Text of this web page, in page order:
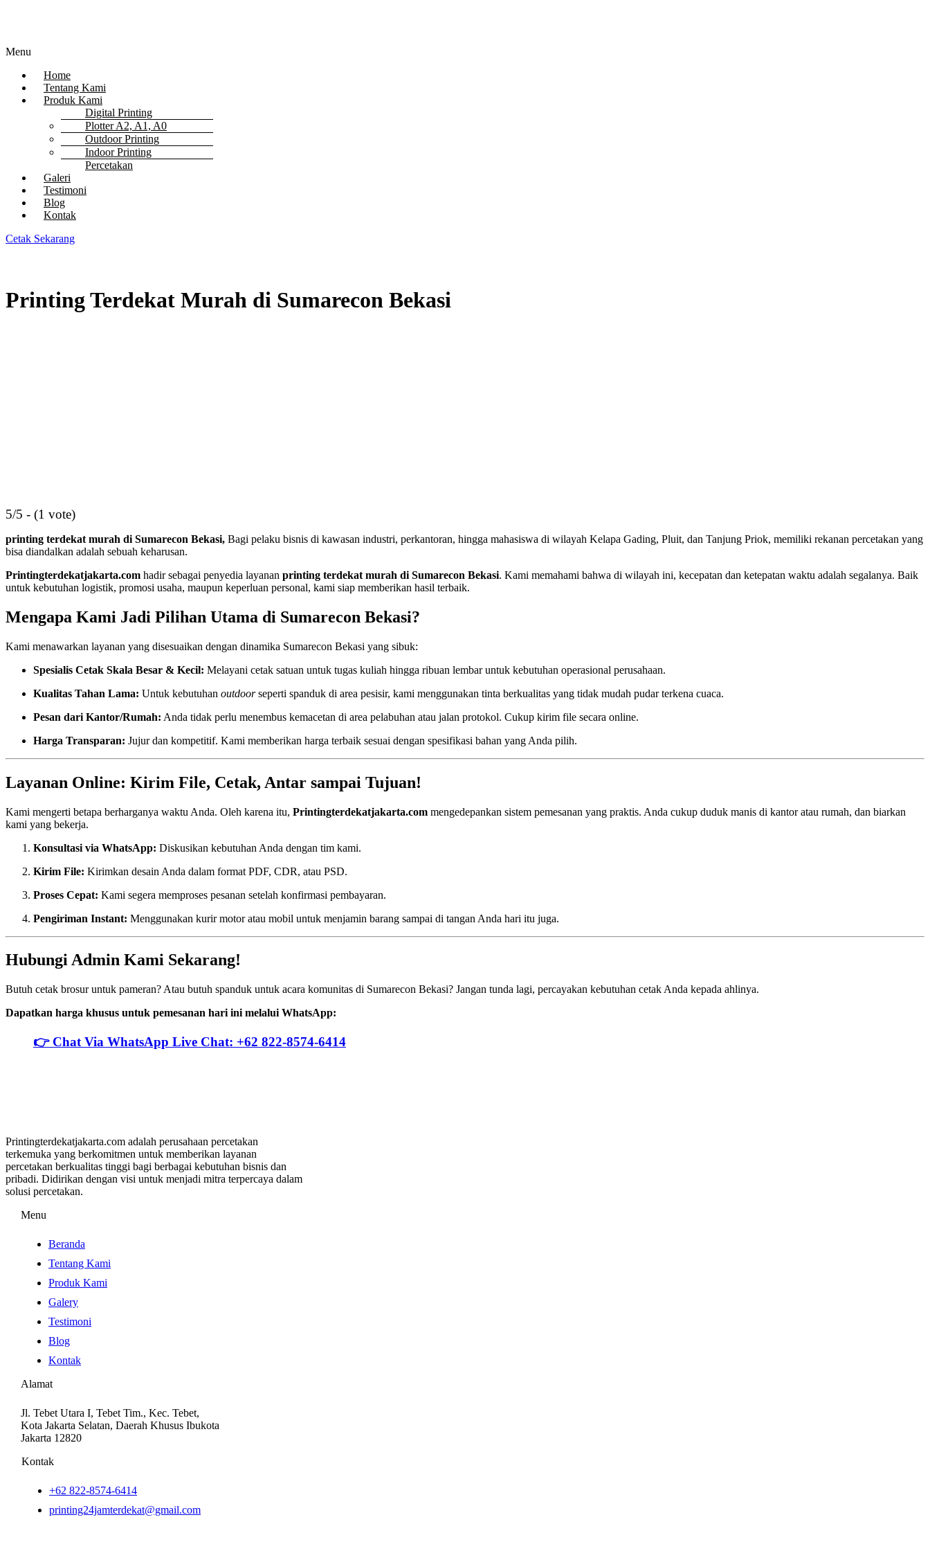
Menu
Home
Tentang Kami
Produk Kami
Digital Printing
Plotter A2, A1, A0
Outdoor Printing
Indoor Printing
Percetakan
Galeri
Testimoni
Blog
Kontak
Cetak Sekarang
Printing Terdekat Murah di Sumarecon Bekasi
5/5 - (1 vote)
printing terdekat murah di Sumarecon Bekasi, Bagi pelaku bisnis di kawasan industri, perkantoran, hingga mahasiswa di wilayah Kelapa Gading, Pluit, dan Tanjung Priok, memiliki rekanan percetakan yang
bisa diandalkan adalah sebuah keharusan.
Printingterdekatjakarta.com hadir sebagai penyedia layanan printing terdekat murah di Sumarecon Bekasi. Kami memahami bahwa di wilayah ini, kecepatan dan ketepatan waktu adalah segalanya. Baik
untuk kebutuhan logistik, promosi usaha, maupun keperluan personal, kami siap memberikan hasil terbaik.
Mengapa Kami Jadi Pilihan Utama di Sumarecon Bekasi?
Kami menawarkan layanan yang disesuaikan dengan dinamika Sumarecon Bekasi yang sibuk:
Spesialis Cetak Skala Besar & Kecil: Melayani cetak satuan untuk tugas kuliah hingga ribuan lembar untuk kebutuhan operasional perusahaan.
Kualitas Tahan Lama: Untuk kebutuhan outdoorseperti spanduk di area pesisir, kami menggunakan tinta berkualitas yang tidak mudah pudar terkena cuaca.
Pesan dari Kantor/Rumah: Anda tidak perlu menembus kemacetan di area pelabuhan atau jalan protokol. Cukup kirim file secara online.
Harga Transparan: Jujur dan kompetitif. Kami memberikan harga terbaik sesuai dengan spesifikasi bahan yang Anda pilih.
Layanan Online: Kirim File, Cetak, Antar sampai Tujuan!
Kami mengerti betapa berharganya waktu Anda. Oleh karena itu, Printingterdekatjakarta.com mengedepankan sistem pemesanan yang praktis. Anda cukup duduk manis di kantor atau rumah, dan biarkan
kami yang bekerja.
Konsultasi via WhatsApp: Diskusikan kebutuhan Anda dengan tim kami.
Kirim File: Kirimkan desain Anda dalam format PDF, CDR, atau PSD.
Proses Cepat: Kami segera memproses pesanan setelah konfirmasi pembayaran.
Pengiriman Instant: Menggunakan kurir motor atau mobil untuk menjamin barang sampai di tangan Anda hari itu juga.
Hubungi Admin Kami Sekarang!
Butuh cetak brosur untuk pameran? Atau butuh spanduk untuk acara komunitas di Sumarecon Bekasi? Jangan tunda lagi, percayakan kebutuhan cetak Anda kepada ahlinya.
Dapatkan harga khusus untuk pemesanan hari ini melalui WhatsApp:
👉 Chat Via WhatsApp Live Chat: +62 822-8574-6414
Printingterdekatjakarta.com adalah perusahaan percetakan
terkemuka yang berkomitmen untuk memberikan layanan
percetakan berkualitas tinggi bagi berbagai kebutuhan bisnis dan
pribadi. Didirikan dengan visi untuk menjadi mitra terpercaya dalam
solusi percetakan.
Menu
Beranda
Tentang Kami
Produk Kami
Galery
Testimoni
Blog
Kontak
Alamat
Jl. Tebet Utara I, Tebet Tim., Kec. Tebet,
Kota Jakarta Selatan, Daerah Khusus Ibukota
Jakarta 12820
Kontak
+62 822-8574-6414
printing24jamterdekat@gmail.com